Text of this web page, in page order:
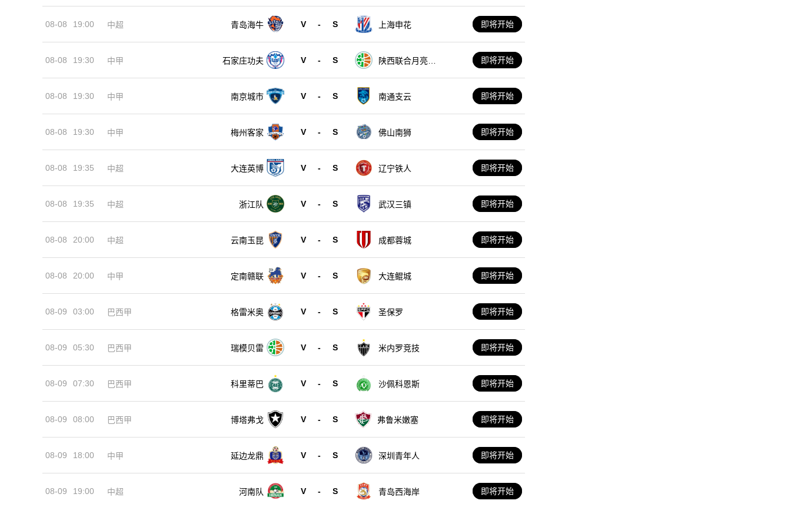
08-08 19:00 中超 青岛海牛 V - S 上海申花 即将开始
08-08 19:30 中甲 石家庄功夫 V - S
陕西联合月亮泊
即将开始
08-08 19:30 中甲 南京城市 V - S 南通支云 即将开始
08-08 19:30 中甲 梅州客家 V - S 佛山南狮 即将开始
08-08 19:35 中超 大连英博 V - S 辽宁铁人 即将开始
08-08 19:35 中超 浙江队 V - S 武汉三镇 即将开始
08-08 20:00 中超 云南玉昆 V - S 成都蓉城 即将开始
08-08 20:00 中甲 定南赣联 V - S 大连鲲城 即将开始
08-09 03:00 巴西甲 格雷米奥 V - S 圣保罗 即将开始
08-09 05:30 巴西甲 瑞模贝雷 V - S 米内罗竞技 即将开始
08-09 07:30 巴西甲 科里蒂巴 V - S 沙佩科恩斯 即将开始
08-09 08:00 巴西甲 博塔弗戈 V - S 弗鲁米嫩塞 即将开始
08-09 18:00 中甲 延边龙鼎 V - S 深圳青年人 即将开始
08-09 19:00 中超 河南队 V - S 青岛西海岸 即将开始